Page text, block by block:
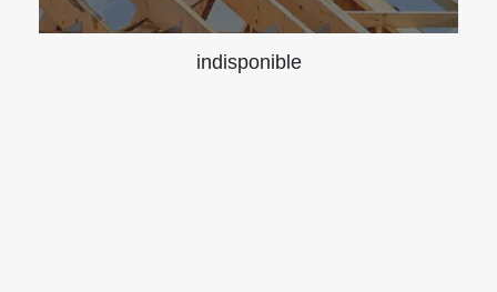
indisponible